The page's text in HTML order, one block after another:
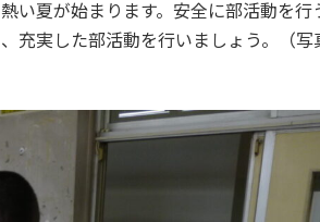
い夏が始まります。安全に部活動を行
充実した部活動を行いましょう。（写